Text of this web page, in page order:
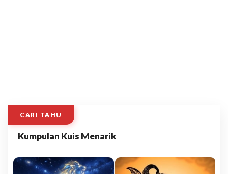
CARI TAHU
Kumpulan Kuis Menarik